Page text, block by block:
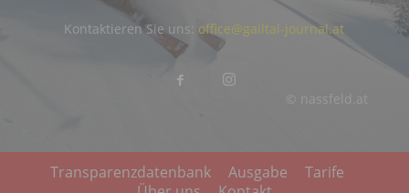
© nassfeld.at
Kontaktieren Sie uns: office@gailtal-journal.at
Transparenzdatenbank Ausgabe
Tarife